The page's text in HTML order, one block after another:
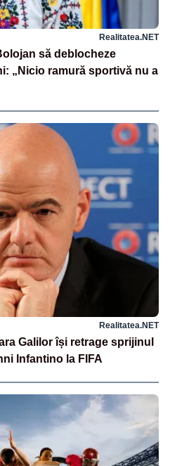
Realitatea.NET
să deblocheze
„Nicio ramură sportivă nu a
Realitatea.NET
Galilor își retrage sprijinul
Infantino la FIFA